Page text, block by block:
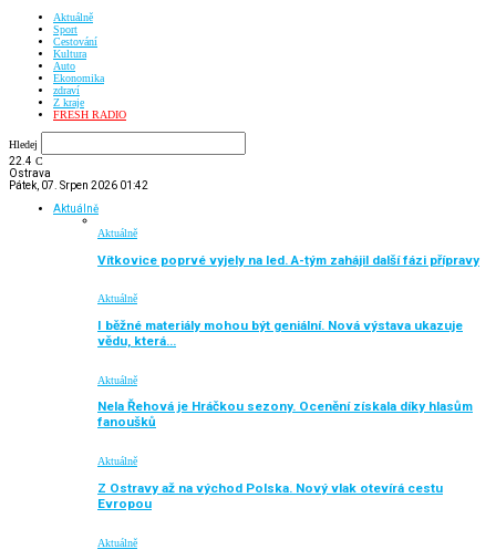
Aktuálně
Sport
Cestování
Kultura
Auto
Ekonomika
zdraví
Z kraje
FRESH RADIO
Hledej
22.4 C
Ostrava
Pátek, 07. Srpen 2026 01:42
Aktuálně
Aktuálně
Vítkovice poprvé vyjely na led. A-tým zahájil další fázi přípravy
Aktuálně
I běžné materiály mohou být geniální. Nová výstava ukazuje
vědu, která…
Aktuálně
Nela Řehová je Hráčkou sezony. Ocenění získala díky hlasům
fanoušků
Aktuálně
Z Ostravy až na východ Polska. Nový vlak otevírá cestu
Evropou
Aktuálně